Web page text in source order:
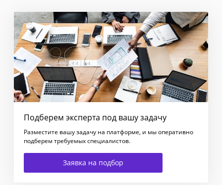
Подберем эксперта под вашу задачу
Разместите вашу задачу на платформе, и мы оперативно
подберем требуемых специалистов.
Заявка на подбор